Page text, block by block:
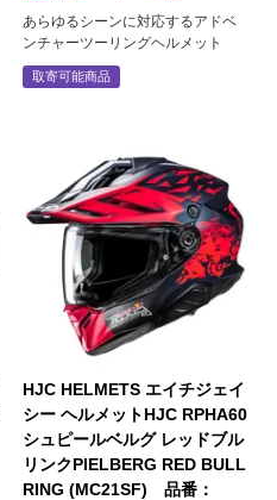
あらゆるシーンに対応するアドベ
ンチャーツーリングヘルメット
取寄可能商品
HJC HELMETS エイチジェイ
シー ヘルメットHJC RPHA60
シュピールベルグ レッドブル
リンクPIELBERG RED BULL
RING (MC21SF) 品番：